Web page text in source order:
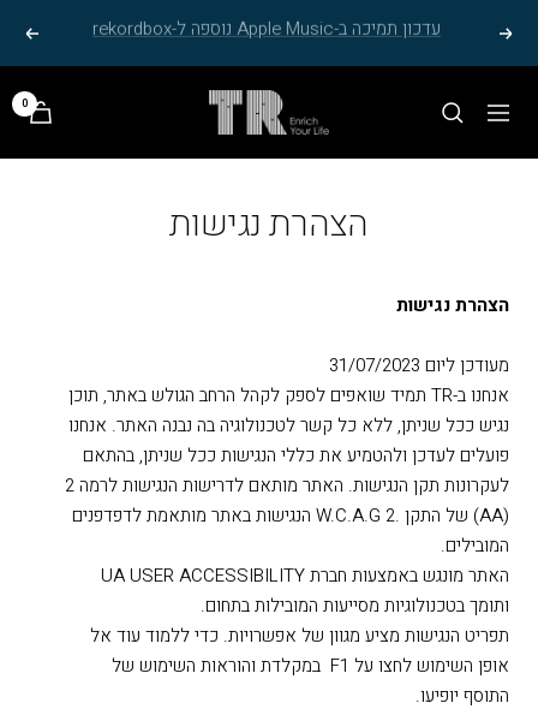
אינטרנט,
תוכן
עמוד
{{page}}
הצג עדכון ALPHATHETA & PIONEER DJ הבא
לדלג
הבא
ניווט
ELECTRO
STEREO
0
הצהרת נגישות
הצהרת נגישות
מעודכן ליום ‏31/07/2023
אנחנו ב-TR תמיד שואפים לספק לקהל הרחב הגולש באתר, תוכן
נגיש ככל שניתן, ללא כל קשר לטכנולוגיה בה נבנה האתר. אנחנו
פועלים לעדכן ולהטמיע את כללי הנגישות ככל שניתן, בהתאם
לעקרונות תקן הנגישות. האתר מותאם לדרישות הנגישות לרמה 2
(AA) של התקן .W.C.A.G 2 הנגישות באתר מותאמת לדפדפנים
המובילים.
האתר מונגש באמצעות חברת UA USER ACCESSIBILITY
ותומך בטכנולוגיות מסייעות המובילות בתחום.
תפריט הנגישות מציע מגוון של אפשרויות. כדי ללמוד עוד אל
אופן השימוש לחצו על F1 במקלדת והוראות השימוש של
התוסף יופיעו.